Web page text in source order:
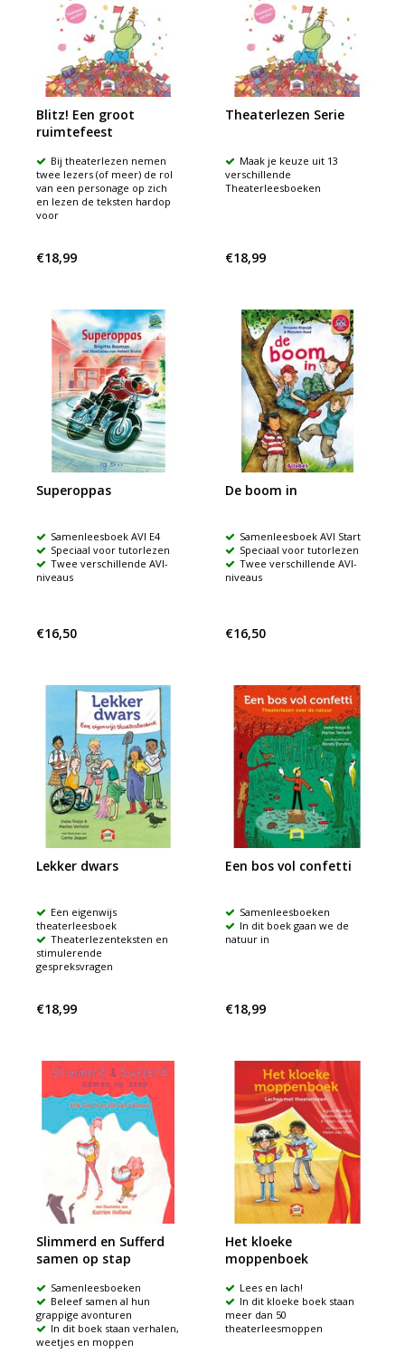
Blitz! Een groot
ruimtefeest
Bij theaterlezen nemen
twee lezers (of meer) de rol
van een personage op zich
en lezen de teksten hardop
voor
€18,99
Theaterlezen Serie
Maak je keuze uit 13
verschillende
Theaterleesboeken
€18,99
Superoppas
Samenleesboek AVI E4
Speciaal voor tutorlezen
Twee verschillende AVI-
niveaus
€16,50
De boom in
Samenleesboek AVI Start
Speciaal voor tutorlezen
Twee verschillende AVI-
niveaus
€16,50
Lekker dwars
Een eigenwijs
theaterleesboek
Theaterlezenteksten en
stimulerende
gespreksvragen
€18,99
Een bos vol confetti
Samenleesboeken
In dit boek gaan we de
natuur in
€18,99
Slimmerd en Sufferd
samen op stap
Samenleesboeken
Beleef samen al hun
grappige avonturen
In dit boek staan verhalen,
weetjes en moppen
Het kloeke
moppenboek
Lees en lach!
In dit kloeke boek staan
meer dan 50
theaterleesmoppen